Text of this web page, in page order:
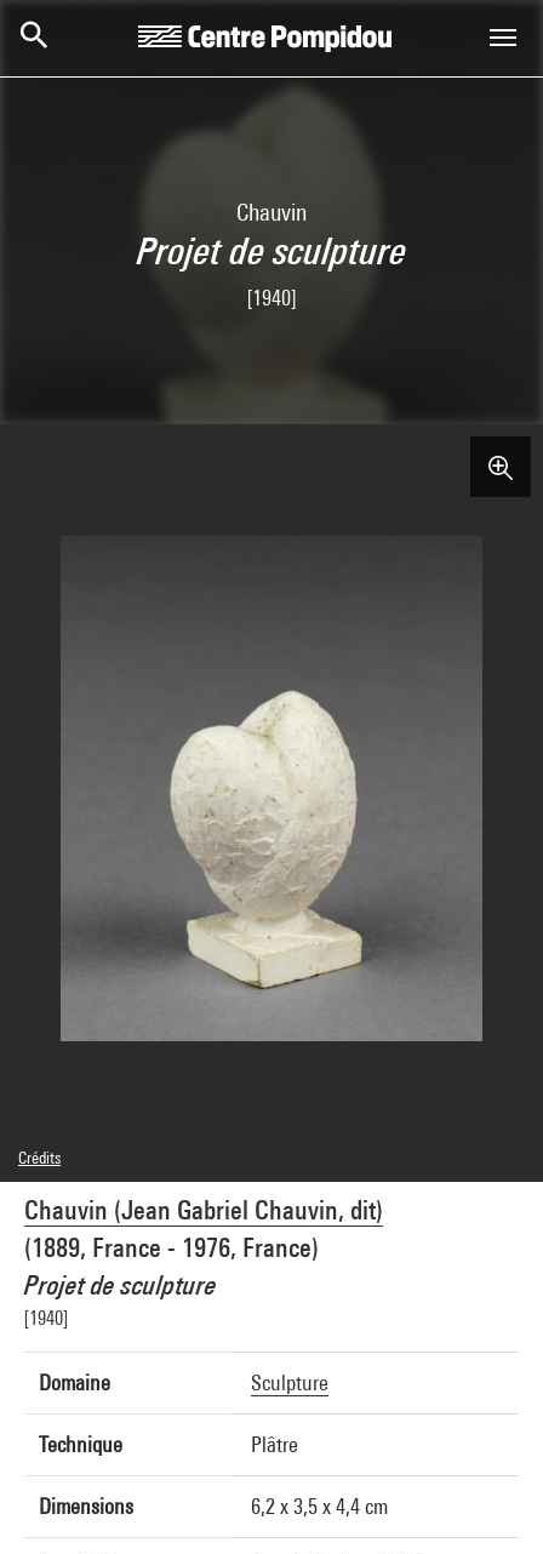
Chauvin
Projet de sculpture
[1940]
Chauvin (Jean Gabriel Chauvin, dit)
(1889, France - 1976, France)
Projet de sculpture
[1940]
Domaine Sculpture
Technique Plâtre
Dimensions 6,2 x 3,5 x 4,4 cm
Crédits
© Chauvin
Crédit photographique : Centre Pompidou, MNAM-CCI/Bertrand Prévost/Dist.
GrandPalaisRmn
Réf. image : 4N57727
Diffusion image :GrandPalaisRmnPhoto